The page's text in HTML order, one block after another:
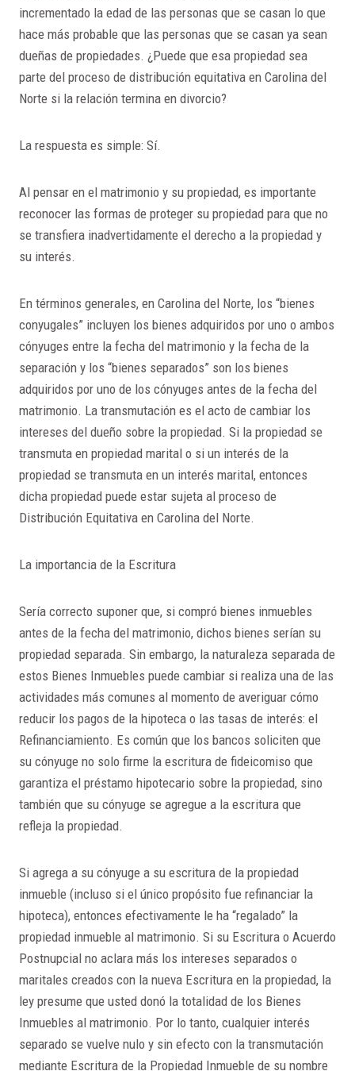
incrementado la edad de las personas que se casan lo que
hace más probable que las personas que se casan ya sean
dueñas de propiedades. ¿Puede que esa propiedad sea
parte del proceso de distribución equitativa en Carolina del
Norte si la relación termina en divorcio?
La respuesta es simple: Sí.
Al pensar en el matrimonio y su propiedad, es importante
reconocer las formas de proteger su propiedad para que no
se transfiera inadvertidamente el derecho a la propiedad y
su interés.
En términos generales, en Carolina del Norte, los “bienes
conyugales” incluyen los bienes adquiridos por uno o ambos
cónyuges entre la fecha del matrimonio y la fecha de la
separación y los “bienes separados” son los bienes
adquiridos por uno de los cónyuges antes de la fecha del
matrimonio. La transmutación es el acto de cambiar los
intereses del dueño sobre la propiedad. Si la propiedad se
transmuta en propiedad marital o si un interés de la
propiedad se transmuta en un interés marital, entonces
dicha propiedad puede estar sujeta al proceso de
Distribución Equitativa en Carolina del Norte.
La importancia de la Escritura
Sería correcto suponer que, si compró bienes inmuebles
antes de la fecha del matrimonio, dichos bienes serían su
propiedad separada. Sin embargo, la naturaleza separada de
estos Bienes Inmuebles puede cambiar si realiza una de las
actividades más comunes al momento de averiguar cómo
reducir los pagos de la hipoteca o las tasas de interés: el
Refinanciamiento. Es común que los bancos soliciten que
su cónyuge no solo firme la escritura de fideicomiso que
garantiza el préstamo hipotecario sobre la propiedad, sino
también que su cónyuge se agregue a la escritura que
refleja la propiedad.
Si agrega a su cónyuge a su escritura de la propiedad
inmueble (incluso si el único propósito fue refinanciar la
hipoteca), entonces efectivamente le ha “regalado” la
propiedad inmueble al matrimonio. Si su Escritura o Acuerdo
Postnupcial no aclara más los intereses separados o
maritales creados con la nueva Escritura en la propiedad, la
ley presume que usted donó la totalidad de los Bienes
Inmuebles al matrimonio. Por lo tanto, cualquier interés
separado se vuelve nulo y sin efecto con la transmutación
mediante Escritura de la Propiedad Inmueble de su nombre